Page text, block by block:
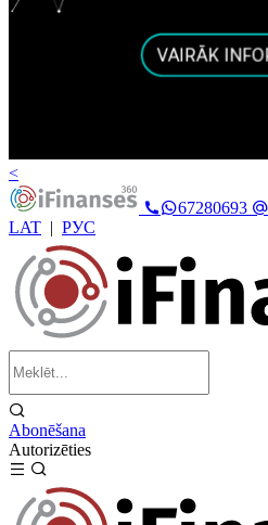
<
67280693
LAT | РУС
Abonēšana
Autorizēties